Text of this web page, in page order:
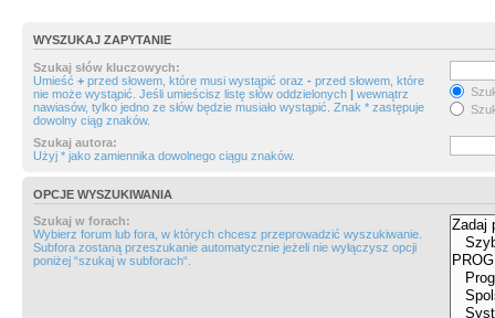
WYSZUKAJ ZAPYTANIE
Szukaj słów kluczowych:
Umieść + przed słowem, które musi wystąpić oraz - przed słowem, które
nie może wystąpić. Jeśli umieścisz listę słów oddzielonych | wewnątrz
nawiasów, tylko jedno ze słów będzie musiało wystąpić. Znak * zastępuje
dowolny ciąg znaków.
Szukaj autora:
Użyj * jako zamiennika dowolnego ciągu znaków.
OPCJE WYSZUKIWANIA
Szukaj w forach:
Wybierz forum lub fora, w których chcesz przeprowadzić wyszukiwanie.
Subfora zostaną przeszukanie automatycznie jeżeli nie wyłączysz opcji
poniżej “szukaj w subforach“.